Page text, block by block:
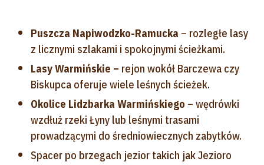
Puszcza Napiwodzko-Ramucka – rozległe lasy
z licznymi szlakami i spokojnymi ścieżkami.
Lasy Warmińskie – rejon wokół Barczewa czy
Biskupca oferuje wiele leśnych ścieżek.
Okolice Lidzbarka Warmińskiego – wędrówki
wzdłuż rzeki Łyny lub leśnymi trasami
prowadzącymi do średniowiecznych zabytków.
Spacer po brzegach jezior takich jak Jezioro